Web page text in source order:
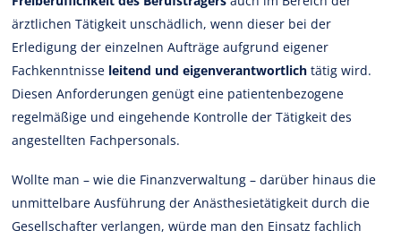
ärztlichen Tätigkeit unschädlich, wenn dieser bei der
Erledigung der einzelnen Aufträge aufgrund eigener
Fachkenntnisse leitend und eigenverantwortlich tätig wird.
Diesen Anforderungen genügt eine patientenbezogene
regelmäßige und eingehende Kontrolle der Tätigkeit des
angestellten Fachpersonals.
Wollte man – wie die Finanzverwaltung – darüber hinaus die
unmittelbare Ausführung der Anästhesietätigkeit durch die
Gesellschafter verlangen, würde man den Einsatz fachlich